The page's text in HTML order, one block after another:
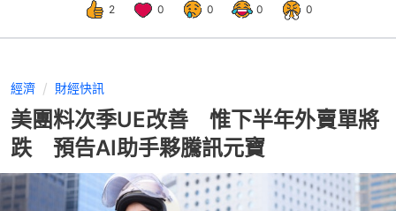
2 0 0 0 0
經濟 財經快訊
美團料次季UE改善 惟下半年外賣單將
跌 預告AI助手夥騰訊元寶